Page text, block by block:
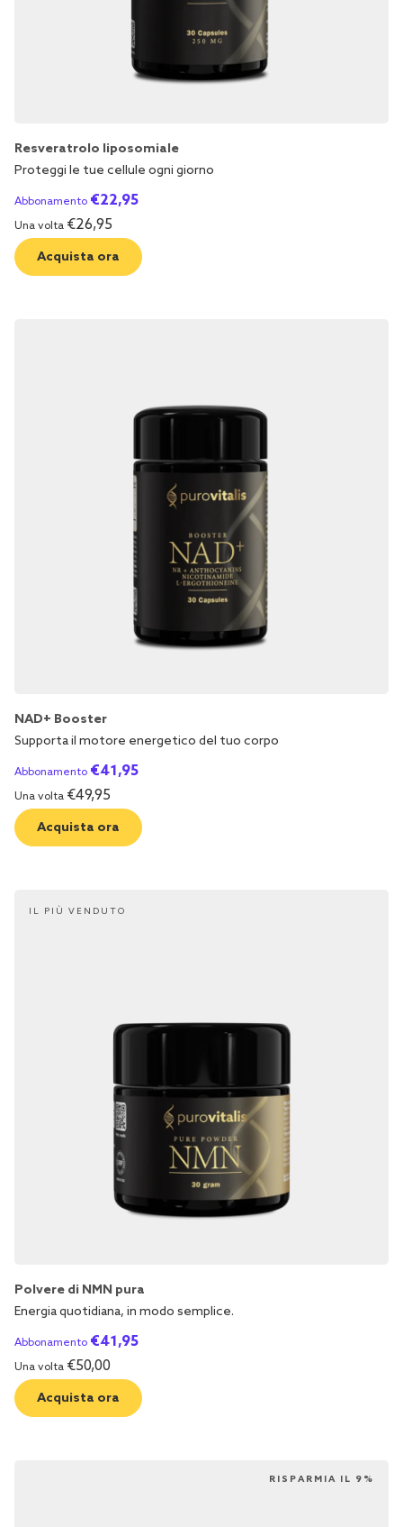
Resveratrolo liposomiale
Proteggi le tue cellule ogni giorno
Abbonamento €22,95
Una volta €26,95
Acquista ora
NAD+ Booster
Supporta il motore energetico del tuo corpo
Abbonamento €41,95
Una volta €49,95
Acquista ora
IL PIÙ VENDUTO
Polvere di NMN pura
Energia quotidiana, in modo semplice.
Abbonamento €41,95
Una volta €50,00
Acquista ora
RISPARMIA IL 9%